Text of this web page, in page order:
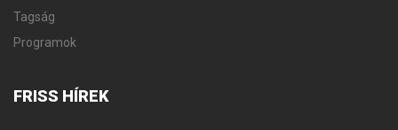
Tagság
Programok
FRISS HÍREK